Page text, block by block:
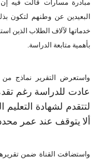
مبادرة مسارات قالت فيه إن
البعيدين عن وطنهم لتكون
خدماتها لآلاف الطلاب الذين
بأهمية متابعة الدراسة.
واستعرض التقرير نماذج
عادت للدراسة رغم
لتتقدم لشهادة التعليم
ألا يتوقف عند عمر
واستضافت القناة ضمن